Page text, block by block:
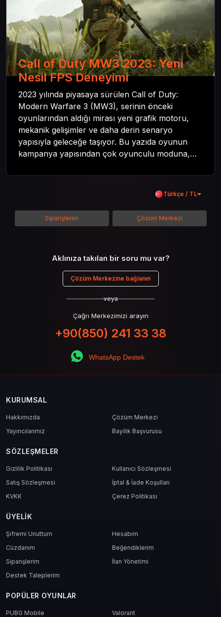
Call of Duty MW3 2023: Yeni
Nesil FPS Deneyimi
2023 yılında piyasaya sürülen Call of Duty:
Modern Warfare 3 (MW3), serinin önceki
oyunlarından aldığı mirası yeni grafik motoru,
mekanik gelişimler ve daha derin senaryo
yapısıyla geleceğe taşıyor. Bu yazıda oyunun
kampanya yapısından çok oyunculu moduna,
kadar her şeyi kapsamaya çalışacaktır. Tüm
içeriği boyunca Call of Duty evreninin
detaylarına inilecek ve steam hediye kartı
kullanımının avantajlarından da bahsedilecektir.
Türkçe / TL
Siparişlerim Çözüm Merkezi
Aklınıza takılan bir soru mu var?
Çözüm Merkezine bağlanın
veya
Çağrı Merkezimizi arayın
+90(850) 241 33 38
WhatsApp Destek
KURUMSAL
Hakkımızda
Çözüm Merkezi
Yayıncılarımız
Bayilik Başvurusu
SÖZLEŞMELER
Gizlilik Politikası
Kullanıcı Sözleşmesi
Satış Sözleşmesi
İptal & İade Koşulları
KVKK
Çerez Politikası
ÜYELIK
Şifremi Unuttum
Hesabım
Cüzdanım
Beğendiklerim
Siparişlerim
İlan Yönetimi
Destek Taleplerim
POPÜLER OYUNLAR
PUBG Mobile
Valorant